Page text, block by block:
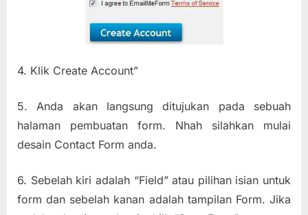
4. Klik Create Account”
5. Anda akan langsung ditujukan pada sebuah
halaman pembuatan form. Nhah silahkan mulai
desain Contact Form anda.
6. Sebelah kiri adalah “Field” atau pilihan isian untuk
form dan sebelah kanan adalah tampilan Form. Jika